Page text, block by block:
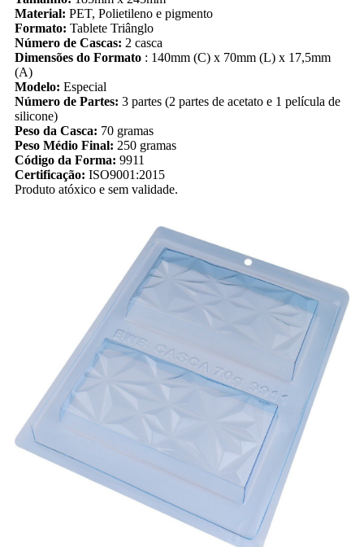
Material: PET, Polietileno e pigmento
Formato: Tablete Triânglo
Número de Cascas: 2 casca
Dimensões do Formato : 140mm (C) x 70mm (L) x 17,5mm
(A)
Modelo: Especial
Número de Partes: 3 partes (2 partes de acetato e 1 película de
silicone)
Peso da Casca: 70 gramas
Peso Médio Final: 250 gramas
Código da Forma: 9911
Certificação: ISO9001:2015
Produto atóxico e sem validade.